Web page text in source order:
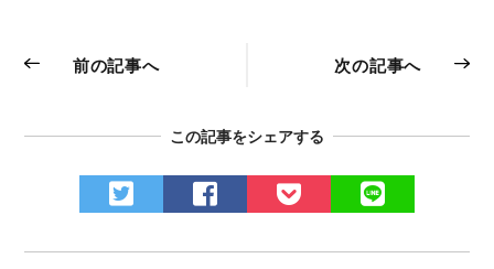
前の記事へ 次の記事へ
この記事をシェアする